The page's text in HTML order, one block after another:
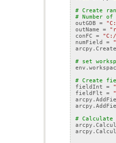
# Create
# Number
outGDB =
outName =
conFC =
numField =
arcpy .
# set
env .
# Create
fieldInt =
fieldFlt =
arcpy .
arcpy .
# Calculate
arcpy .
arcpy .